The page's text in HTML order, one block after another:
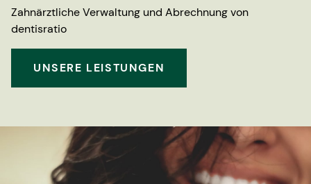
Zahnärztliche Verwaltung und Abrechnung von
dentisratio
UNSERE LEISTUNGEN